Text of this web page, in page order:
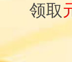
领取